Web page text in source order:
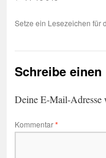
Setze ein Lesezeichen für
Schreibe
Deine E-Mail-
Kommentar*